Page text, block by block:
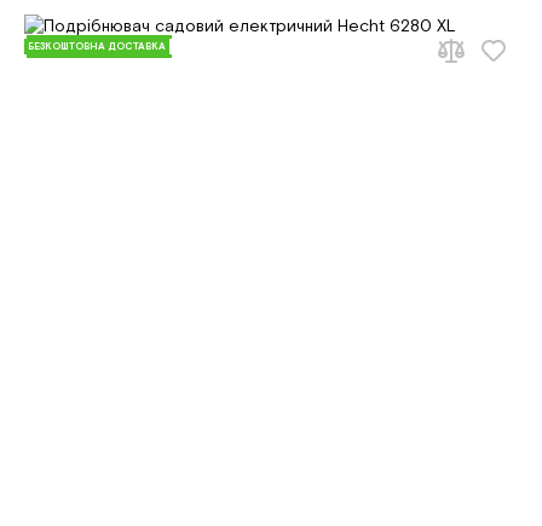
БЕЗКОШТОВНА ДОСТАВКА